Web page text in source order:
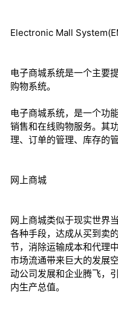
Electronic Mall
电子商城系统是一个主要
购物系统。
电子商城系统，是一个功
销售和在线购物服务。其
理、订单的管理、库存的
网上商城
网上商城类似于现实世界
各种手段，达成从买到卖
节，消除运输成本和代理
市场流通带来巨大的发展
动公司发展和企业腾飞，
内生产总值。